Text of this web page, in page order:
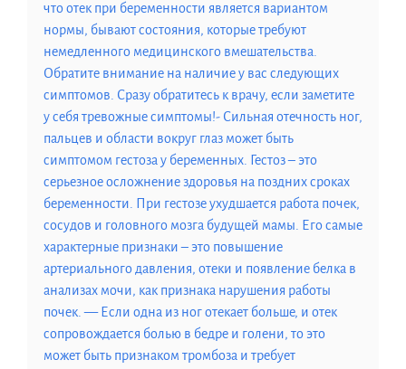
что отек при беременности является вариантом
нормы, бывают состояния, которые требуют
немедленного медицинского вмешательства.
Обратите внимание на наличие у вас следующих
симптомов. Сразу обратитесь к врачу, если заметите
у себя тревожные симптомы!- Сильная отечность ног,
пальцев и области вокруг глаз может быть
симптомом гестоза у беременных. Гестоз – это
серьезное осложнение здоровья на поздних сроках
беременности. При гестозе ухудшается работа почек,
сосудов и головного мозга будущей мамы. Его самые
характерные признаки – это повышение
артериального давления, отеки и появление белка в
анализах мочи, как признака нарушения работы
почек. — Если одна из ног отекает больше, и отек
сопровождается болью в бедре и голени, то это
может быть признаком тромбоза и требует